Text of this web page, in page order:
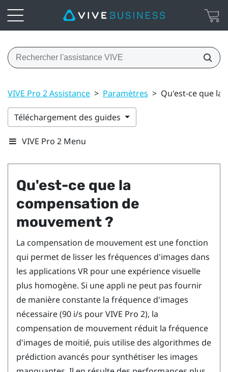
VIVE Pro 2 Assistance > Paramètres > Qu'est-ce que la
Téléchargement des guides
VIVE Pro 2 Menu
Qu'est-ce que la
compensation de
mouvement ?
La compensation de mouvement est une fonction
qui permet de lisser les fréquences d'images dans
les applications VR pour une expérience visuelle
plus homogène. Si une appli ne peut pas fournir
de manière constante la fréquence d'images
nécessaire (90 i/s pourVIVE Pro 2), la
compensation de mouvement réduit la fréquence
d'images de moitié, puis utilise des algorithmes de
prédiction avancés pour synthétiser les images